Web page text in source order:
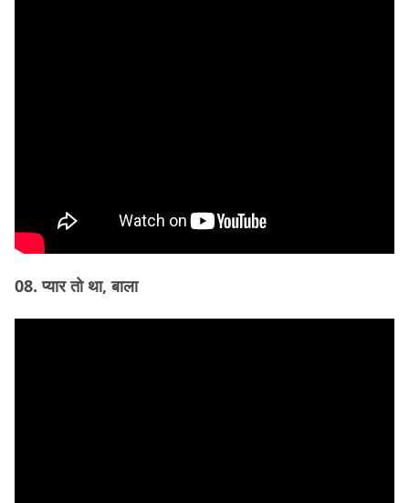
08. प्यार तो था, बाला